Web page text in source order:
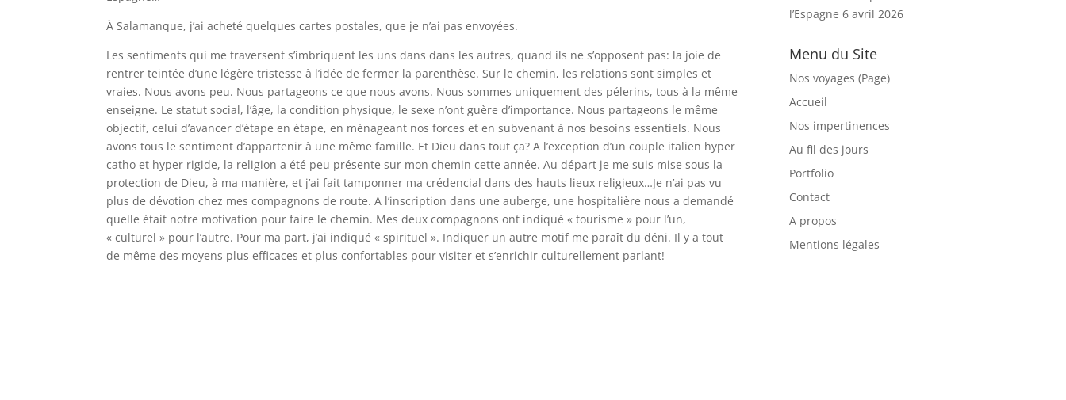
À Salamanque, j’ai acheté quelques cartes postales, que je n’ai pas envoyées.
Les sentiments qui me traversent s’imbriquent les uns dans dans les autres, quand ils ne s’opposent pas: la joie de
rentrer teintée d’une légère tristesse à l’idée de fermer la parenthèse. Sur le chemin, les relations sont simples et
vraies. Nous avons peu. Nous partageons ce que nous avons. Nous sommes uniquement des pélerins, tous à la même
enseigne. Le statut social, l’âge, la condition physique, le sexe n’ont guère d’importance. Nous partageons le même
objectif, celui d’avancer d’étape en étape, en ménageant nos forces et en subvenant à nos besoins essentiels. Nous
avons tous le sentiment d’appartenir à une même famille. Et Dieu dans tout ça? A l’exception d’un couple italien hyper
catho et hyper rigide, la religion a été peu présente sur mon chemin cette année. Au départ je me suis mise sous la
protection de Dieu, à ma manière, et j’ai fait tamponner ma crédencial dans des hauts lieux religieux…Je n’ai pas vu
plus de dévotion chez mes compagnons de route. A l’inscription dans une auberge, une hospitalière nous a demandé
quelle était notre motivation pour faire le chemin. Mes deux compagnons ont indiqué « tourisme » pour l’un,
« culturel » pour l’autre. Pour ma part, j’ai indiqué « spirituel ». Indiquer un autre motif me paraît du déni. Il y a tout
de même des moyens plus efficaces et plus confortables pour visiter et s’enrichir culturellement parlant!
l’Espagne 6 avril 2026
Menu du Site
Nos voyages (Page)
Accueil
Nos impertinences
Au fil des jours
Portfolio
Contact
A propos
Mentions légales